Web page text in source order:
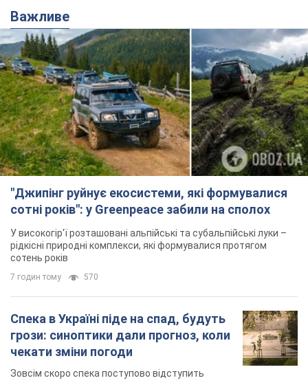
Важливе
"Джипінг руйнує екосистеми, які формувалися
сотні років": у Greenpeace забили на сполох
У високогір'ї розташовані альпійські та субальпійські луки –
рідкісні природні комплекси, які формувалися протягом
сотень років
7 годин тому 570
Спека в Україні піде на спад, будуть
грози: синоптики дали прогноз, коли
чекати зміни погоди
Зовсім скоро спека поступово відступить